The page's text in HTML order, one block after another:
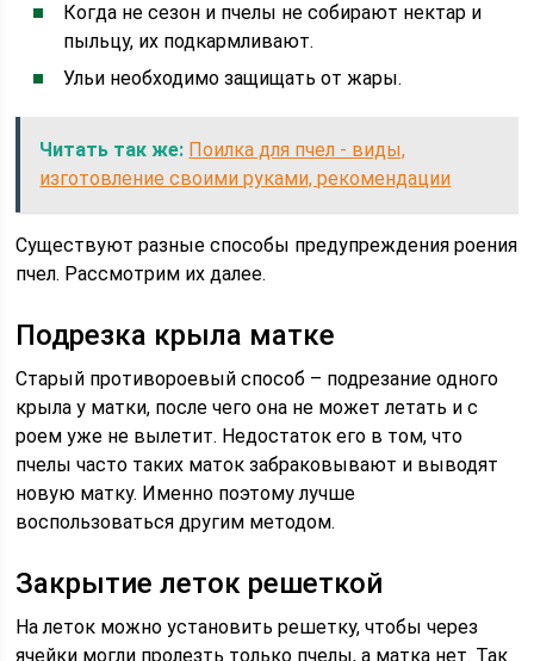
Когда не сезон и пчелы не собирают нектар и
пыльцу, их подкармливают.
Ульи необходимо защищать от жары.
Читать так же: Поилка для пчел - виды,
изготовление своими руками, рекомендации
Существуют разные способы предупреждения роения
пчел. Рассмотрим их далее.
Подрезка крыла матке
Старый противороевый способ – подрезание одного
крыла у матки, после чего она не может летать и с
роем уже не вылетит. Недостаток его в том, что
пчелы часто таких маток забраковывают и выводят
новую матку. Именно поэтому лучше
воспользоваться другим методом.
Закрытие леток решеткой
На леток можно установить решетку, чтобы через
ячейки могли пролезть только пчелы, а матка нет. Так